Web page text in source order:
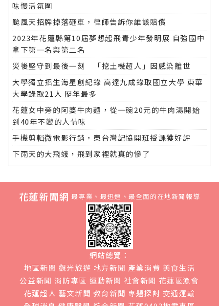
味慢活氛圍
颱風天招牌掉落砸車，律師告訴你誰該賠償
2023年花蓮縣第10屆夢想起飛青少年發明展 自強國中
拿下第一名與第二名
災後堅守到最後一刻 「挖土機超人」因感染離世
大學獨立招生海星創紀錄 高達九成錄取國立大學 東華
大學錄取21人 歷年最多
花蓮女中旁的阿婆牛肉麵，從一碗20元的牛肉湯開始
到40年不變的人情味
手機剪輯微電影行銷，東台灣記協開班授課獲好評
下雨天的大飛蛾，飛到家裡就真的慘了
花蓮新聞網 最專業、最迅速、最全面的在地新聞報導
網站總覽：
地區新聞 觀光旅遊 地方新聞 產業消費 美食生活
公益新聞 消防專區 運動新聞 社會新聞 花蓮區漁會
花蓮超人 藝文新聞 教育新聞 專題探討 交通運輸